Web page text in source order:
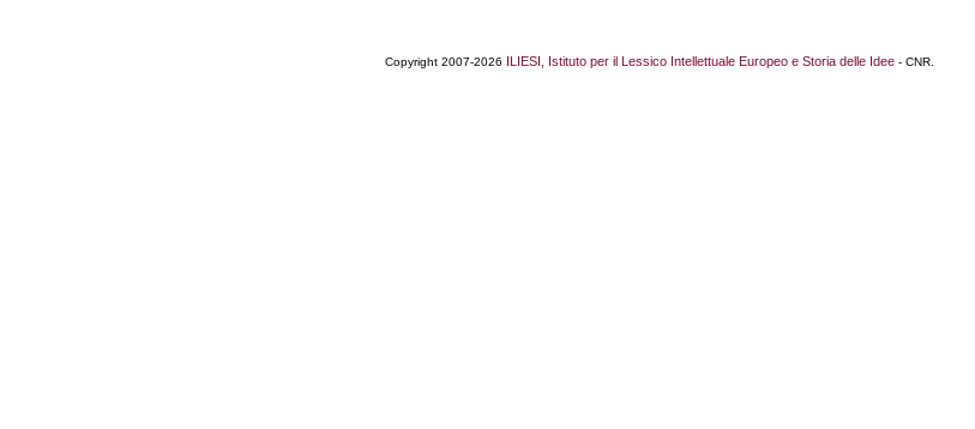
Copyright 2007-2026 ILIESI, Istituto per il Lessico Intellettuale Europeo e Storia delle Idee - CNR.